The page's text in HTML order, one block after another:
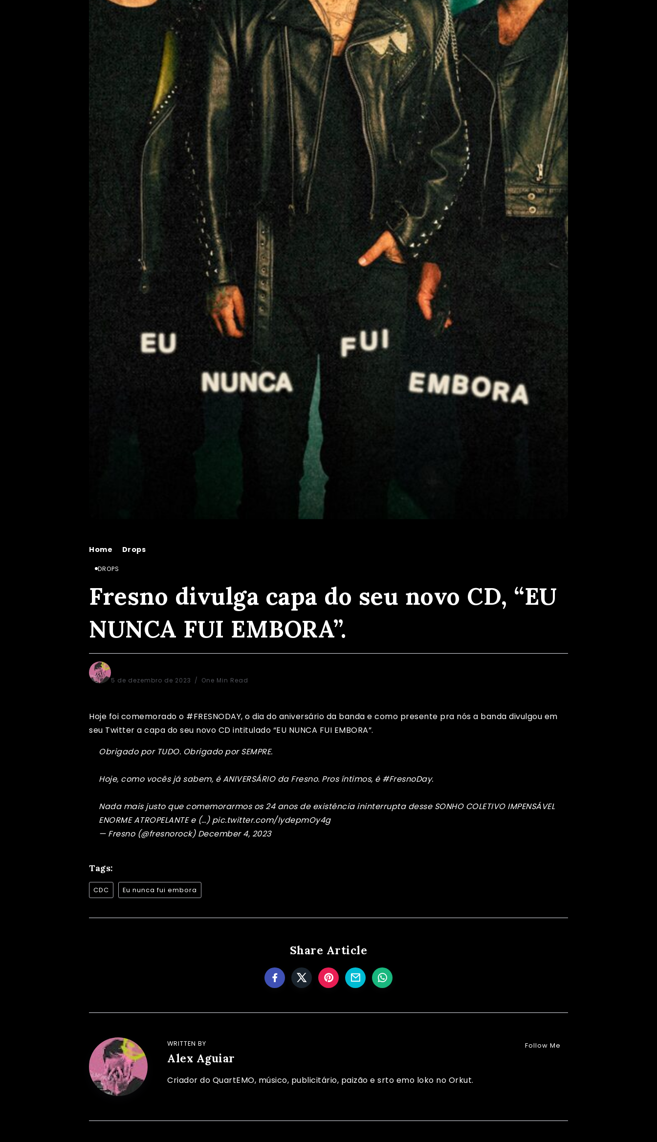
Home Drops
DROPS
Fresno divulga capa do seu novo CD, “EU
NUNCA FUI EMBORA”.
5 de dezembro de 2023 One Min Read
Hoje foi comemorado o #FRESNODAY, o dia do aniversário da banda e como presente pra nós a banda divulgou em
seu Twitter a capa do seu novo CD intitulado “EU NUNCA FUI EMBORA”.
Obrigado por TUDO. Obrigado por SEMPRE.
Hoje, como vocês já sabem, é ANIVERSÁRIO da Fresno. Pros íntimos, é #FresnoDay.
Nada mais justo que comemorarmos os 24 anos de existência ininterrupta desse SONHO COLETIVO IMPENSÁVEL
ENORME ATROPELANTE e (…) pic.twitter.com/IydepmOy4g
— Fresno (@fresnorock) December 4, 2023
Tags:
CDC Eu nunca fui embora
Share Article
Follow Me
WRITTEN BY
Alex Aguiar
Criador do QuartEMO, músico, publicitário, paizão e srto emo loko no Orkut.